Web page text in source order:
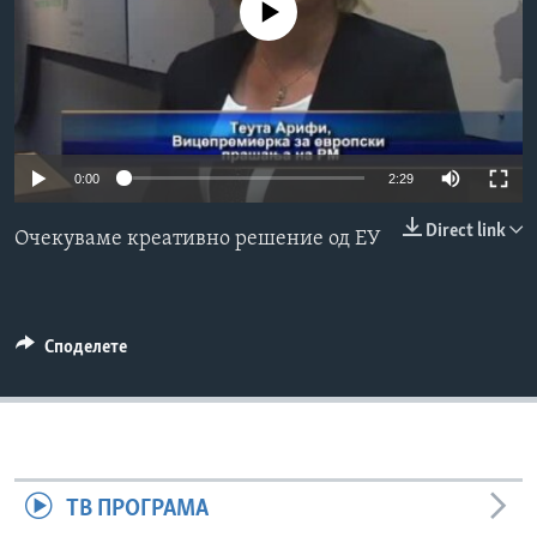
Јазици
No media source currently available
0:00 2:29
Direct link
Очекуваме креативно решение од ЕУ
Споделете
ТВ ПРОГРАМА